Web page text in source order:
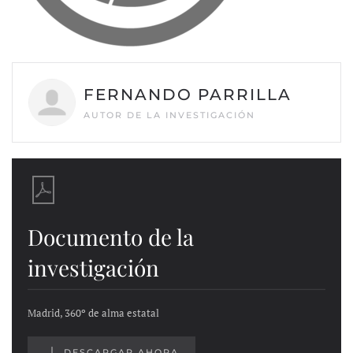
FERNANDO PARRILLA
AUTOR DE LA INVESTIGACIÓN
Documento de la
investigación
Madrid, 360º de alma estatal